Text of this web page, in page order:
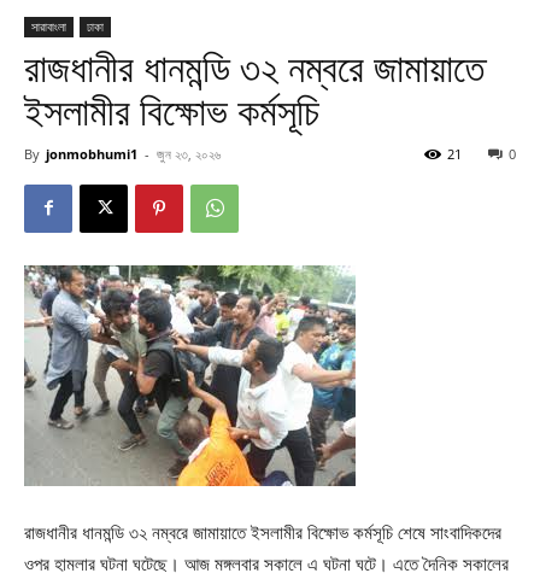
সারাবাংলা ঢাকা
রাজধানীর ধানমন্ডি ৩২ নম্বরে জামায়াতে
ইসলামীর বিক্ষোভ কর্মসূচি
By jonmobhumi1 - জুন ২৩, ২০২৬ 0
21
রাজধানীর ধানমন্ডি ৩২ নম্বরে জামায়াতে ইসলামীর বিক্ষোভ কর্মসূচি শেষে সাংবাদিকদের
ওপর হামলার ঘটনা ঘটেছে। আজ মঙ্গলবার সকালে এ ঘটনা ঘটে। এতে দৈনিক সকালের